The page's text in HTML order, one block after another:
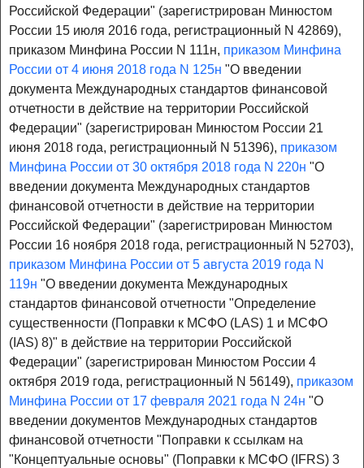
Российской Федерации" (зарегистрирован Минюстом
России 15 июля 2016 года, регистрационный N 42869),
приказом Минфина России N 111н, приказом Минфина
России от 4 июня 2018 года N 125н "О введении
документа Международных стандартов финансовой
отчетности в действие на территории Российской
Федерации" (зарегистрирован Минюстом России 21
июня 2018 года, регистрационный N 51396), приказом
Минфина России от 30 октября 2018 года N 220н "О
введении документа Международных стандартов
финансовой отчетности в действие на территории
Российской Федерации" (зарегистрирован Минюстом
России 16 ноября 2018 года, регистрационный N 52703),
приказом Минфина России от 5 августа 2019 года N
119н "О введении документа Международных
стандартов финансовой отчетности "Определение
существенности (Поправки к МСФО (LAS) 1 и МСФО
(IAS) 8)" в действие на территории Российской
Федерации" (зарегистрирован Минюстом России 4
октября 2019 года, регистрационный N 56149), приказом
Минфина России от 17 февраля 2021 года N 24н "О
введении документов Международных стандартов
финансовой отчетности "Поправки к ссылкам на
"Концептуальные основы" (Поправки к МСФО (IFRS) 3